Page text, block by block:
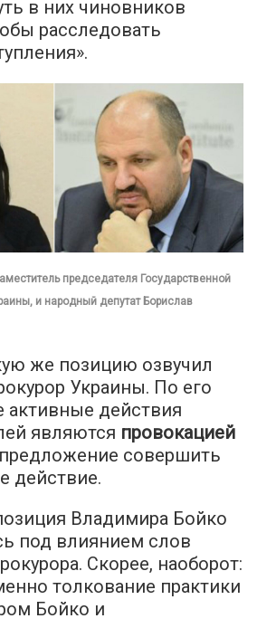
в них чиновников
расследовать
председателя Государственной
и народный депутат Борислав
же позицию озвучил
Украины. По его
действия
являются провокацией
совершить
действие.
Владимира Бойко
под влиянием слов
Скорее, наоборот:
толкование практики
Бойко и